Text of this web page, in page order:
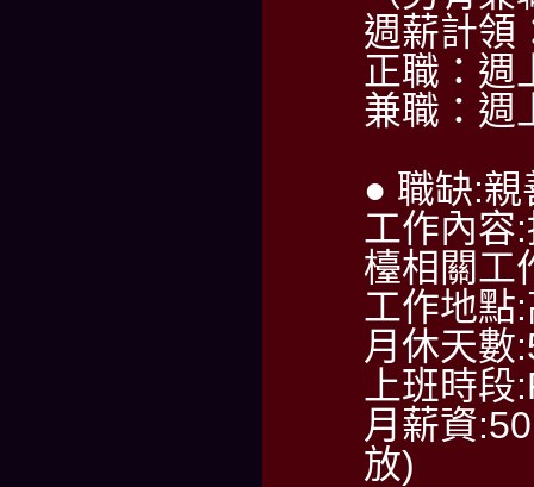
週薪計領
正職：週
兼職：週
● 職缺:
工作內容
檯相關工
工作地點
月休天數
上班時
月薪資
放)